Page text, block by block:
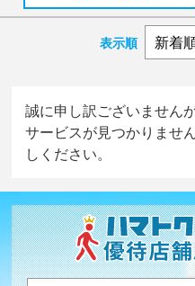
表示順
誠に申し訳ございません
サービスが見つかりませ
しください。